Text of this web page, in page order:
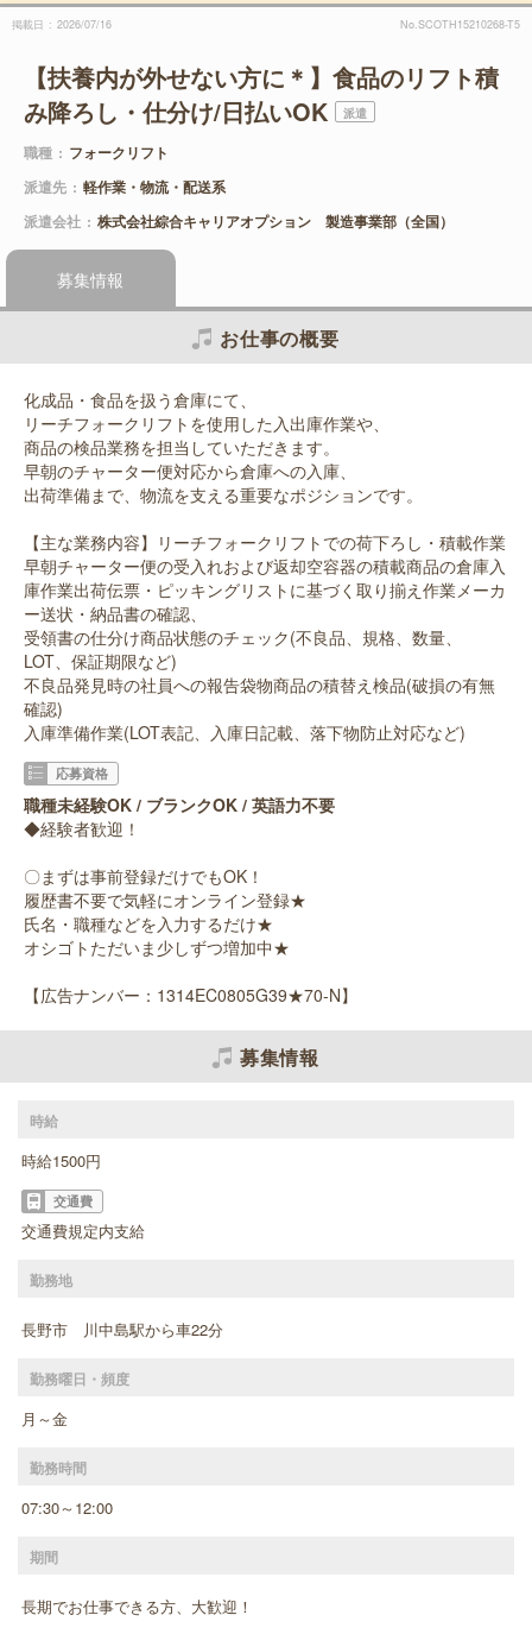
掲載日 2026/07/16 No.SCOTH15210268-T5
【扶養内が外せない方に＊】食品のリフト積
み降ろし・仕分け/日払いOK
派遣
職種
フォークリフト
派遣先
軽作業・物流・配送系
派遣会社
株式会社綜合キャリアオプション 製造事業部（全国）
募集情報
お仕事の概要
化成品・食品を扱う倉庫にて、
リーチフォークリフトを使用した入出庫作業や、
商品の検品業務を担当していただきます。
早朝のチャーター便対応から倉庫への入庫、
出荷準備まで、物流を支える重要なポジションです。
【主な業務内容】リーチフォークリフトでの荷下ろし・積載作業
早朝チャーター便の受入れおよび返却空容器の積載商品の倉庫入
庫作業出荷伝票・ピッキングリストに基づく取り揃え作業メーカ
ー送状・納品書の確認、
受領書の仕分け商品状態のチェック(不良品、規格、数量、
LOT、保証期限など)
不良品発見時の社員への報告袋物商品の積替え検品(破損の有無
確認)
入庫準備作業(LOT表記、入庫日記載、落下物防止対応など)
応募資格
職種未経験OK / ブランクOK / 英語力不要
◆経験者歓迎！
〇まずは事前登録だけでもOK！
履歴書不要で気軽にオンライン登録★
氏名・職種などを入力するだけ★
オシゴトただいま少しずつ増加中★
【広告ナンバー：1314EC0805G39★70-N】
募集情報
時給
時給1500円
交通費
交通費規定内支給
勤務地
長野市 川中島駅から車22分
勤務曜日・頻度
月～金
勤務時間
07:30～12:00
期間
長期でお仕事できる方、大歓迎！